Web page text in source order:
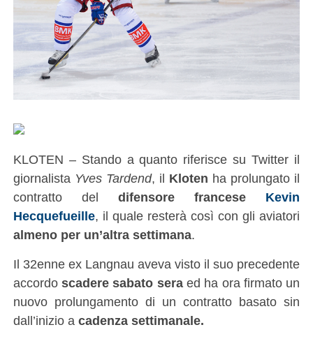
KLOTEN – Stando a quanto riferisce su Twitter il
giornalista Yves Tardend, il Kloten ha prolungato il
contratto del difensore francese Kevin
Hecquefueille, il quale resterà così con gli aviatori
almeno per un’altra settimana.
Il 32enne ex Langnau aveva visto il suo precedente
accordo scadere sabato seraed ha ora firmato un
nuovo prolungamento di un contratto basato sin
dall’inizio a cadenza settimanale.